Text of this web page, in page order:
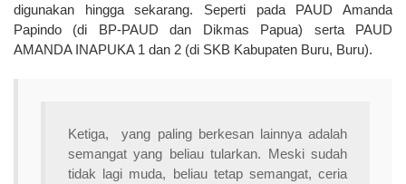
digunakan hingga sekarang. Seperti pada PAUD Amanda
Papindo (di BP-PAUD dan Dikmas Papua) serta PAUD
AMANDA INAPUKA 1 dan 2 (di SKB Kabupaten Buru, Buru).
Ketiga,
yang paling berkesan lainnya adalah
semangat yang beliau tularkan. Meski sudah
tidak lagi muda, beliau tetap semangat, ceria